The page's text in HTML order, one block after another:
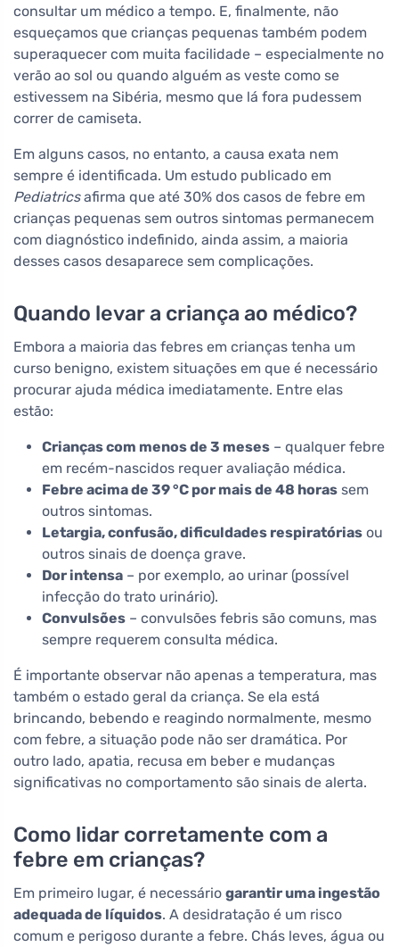
consultar um médico a tempo. E, finalmente, não
esqueçamos que crianças pequenas também podem
superaquecer com muita facilidade – especialmente no
verão ao sol ou quando alguém as veste como se
estivessem na Sibéria, mesmo que lá fora pudessem
correr de camiseta.
Em alguns casos, no entanto, a causa exata nem
sempre é identificada. Um estudo publicado em
Pediatricsafirma que até 30% dos casos de febre em
crianças pequenas sem outros sintomas permanecem
com diagnóstico indefinido, ainda assim, a maioria
desses casos desaparece sem complicações.
Quando levar a criança ao médico?
Embora a maioria das febres em crianças tenha um
curso benigno, existem situações em que é necessário
procurar ajuda médica imediatamente. Entre elas
estão:
Crianças com menos de 3 meses – qualquer febre
em recém-nascidos requer avaliação médica.
Febre acima de 39 °C por mais de 48 horas sem
outros sintomas.
Letargia, confusão, dificuldades respiratórias ou
outros sinais de doença grave.
Dor intensa – por exemplo, ao urinar (possível
infecção do trato urinário).
Convulsões – convulsões febris são comuns, mas
sempre requerem consulta médica.
É importante observar não apenas a temperatura, mas
também o estado geral da criança. Se ela está
brincando, bebendo e reagindo normalmente, mesmo
com febre, a situação pode não ser dramática. Por
outro lado, apatia, recusa em beber e mudanças
significativas no comportamento são sinais de alerta.
Como lidar corretamente com a
febre em crianças?
Em primeiro lugar, é necessário garantir uma ingestão
adequada de líquidos. A desidratação é um risco
comum e perigoso durante a febre. Chás leves, água ou